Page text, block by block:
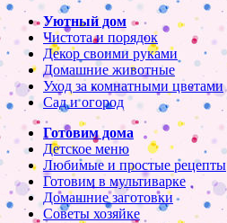
Уютный дом
Чистота и порядок
Декор своими руками
Домашние животные
Уход за комнатными цветами
Сад и огород
Готовим дома
Детское меню
Любимые и простые рецепты
Готовим в мультиварке
Домашние заготовки
Советы хозяйке